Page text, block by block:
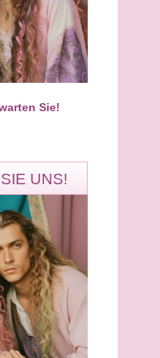
PIN: 547
Bewertungen: 0
für dich da. Ich freue
auf dein Anruf
Ronny
PIN: 324
Bewertungen: 3884
mein allererstes
geführt und direkt
Volltreffer gelandet! Ich
Sie!
UNS!